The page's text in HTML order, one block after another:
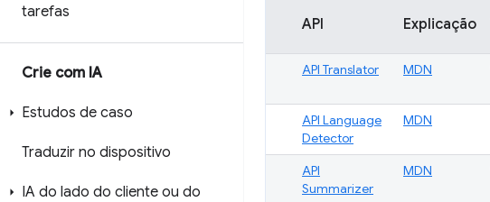
tarefas
Crie com IA
Estudos de caso
Traduzir no dispositivo
IA do lado do cliente ou do
API Explicação
API Translator MDN
API Language
Detector
MDN
API
Summarizer
MDN